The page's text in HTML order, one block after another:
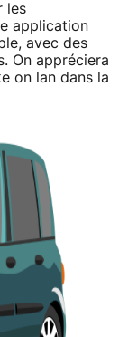
les
application
avec des
On appréciera
on lan dans la